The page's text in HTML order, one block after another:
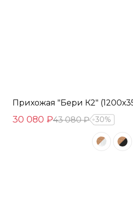
Прихожая "Бери К2"
30 080 ₽43 080 ₽ 30%